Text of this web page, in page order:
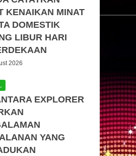
KENAIKAN MINAT
DOMESTIK
LIBUR HARI
2026
EXPLORER
YANG